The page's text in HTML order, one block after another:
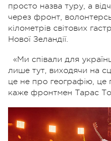
просто назва туру, а
через фронт,
кілометрів світових
Нової Зеландії.
«Ми співали для
лише тут, виходячи на
це не про географію, це
каже фронтмен Тарас